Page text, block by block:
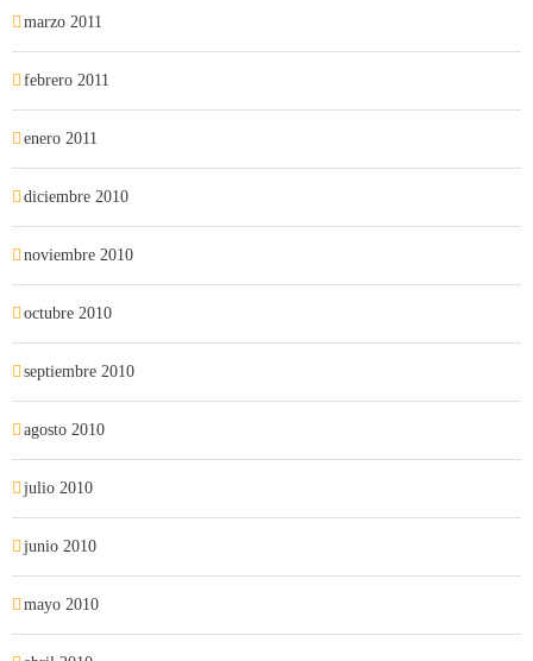
marzo 2011
febrero 2011
enero 2011
diciembre 2010
noviembre 2010
octubre 2010
septiembre 2010
agosto 2010
julio 2010
junio 2010
mayo 2010